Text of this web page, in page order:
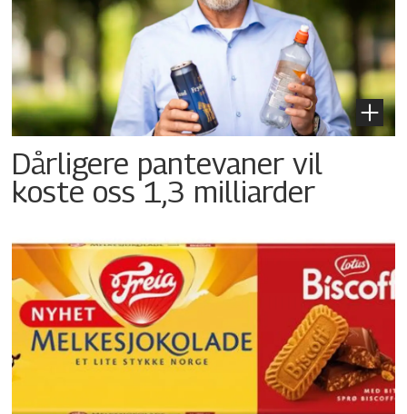
Dårligere pantevaner vil
koste oss 1,3 milliarder